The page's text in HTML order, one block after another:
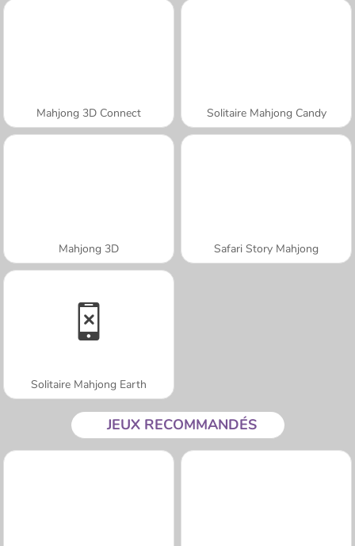
Mahjong 3D Connect Solitaire Mahjong Candy
Mahjong 3D Safari Story Mahjong
Solitaire Mahjong Earth
JEUX RECOMMANDÉS